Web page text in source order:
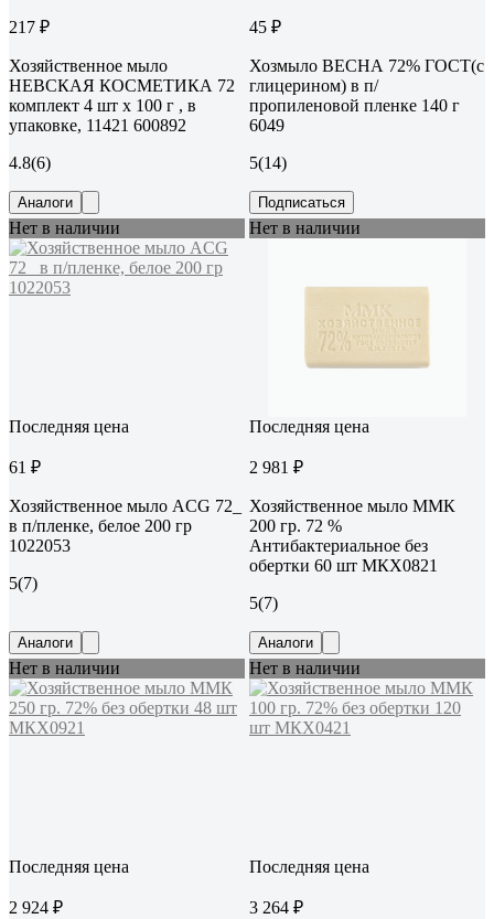
217 ₽
Хозяйственное мыло
НЕВСКАЯ КОСМЕТИКА 72
комплект 4 шт х 100 г , в
упаковке, 11421 600892
4.8(6)
Аналоги
45 ₽
Хозмыло ВЕСНА 72% ГОСТ(с
глицерином) в п/
пропиленовой пленке 140 г
6049
5(14)
Подписаться
Нет в наличии
Последняя цена
61 ₽
Хозяйственное мыло ACG 72_
в п/пленке, белое 200 гр
1022053
5(7)
Аналоги
Нет в наличии
Последняя цена
2 981 ₽
Хозяйственное мыло ММК
200 гр. 72 %
Антибактериальное без
обертки 60 шт МКХ0821
5(7)
Аналоги
Нет в наличии
Последняя цена
2 924 ₽
Нет в наличии
Последняя цена
3 264 ₽